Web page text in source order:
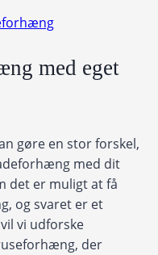
med eget
gøre en stor forskel,
med dit
det er muligt at få
og svaret er et
vi udforske
der